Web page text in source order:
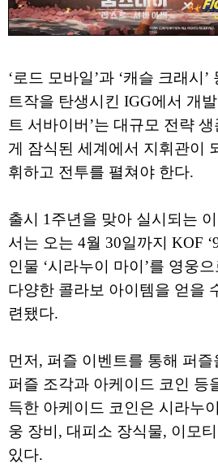
‘로드 모바일’과 ‘캐슬 크래시
트작을 탄생시킨 IGG에서 개
트 서바이버’는 대규모 전략
게 잠식된 세계에서 지휘관이
휘하고 전투를 펼쳐야 한다.
출시 1주년을 맞아 실시되는
서는 오는 4월 30일까지 KOF
인물 ‘시라누이 마이’를 영웅
다양한 콜라보 아이템을 얻을
련됐다.
먼저, 퍼즐 이벤트를 통해 퍼
퍼즐 조각과 아케이드 코인 등
득한 아케이드 코인은 시라누
웅 장비, 대피소 장식물, 이모
있다.